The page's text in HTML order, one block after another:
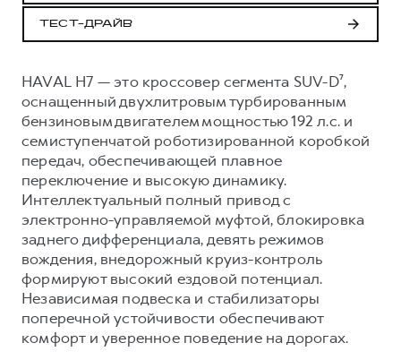
Система управления автопарком
Сервис для корпоративных клиентов
АКСЕССУАРЫ HAVAL
Автомобильные аксессуары
Коллекция PRO
Коллекция Базовая
Коллекция Детская
Подписки
Автомобильные аксессуары
Коллекция PRO
Коллекция Базовая
Коллекция Детская
ТЕСТ-ДРАЙВ
HAVAL H7 — это кроссовер сегмента SUV-D⁷,
оснащенный двухлитровым турбированным
бензиновым двигателем мощностью 192 л.с. и
семиступенчатой роботизированной коробкой
передач, обеспечивающей плавное
переключение и высокую динамику.
Интеллектуальный полный привод с
электронно-управляемой муфтой, блокировка
заднего дифференциала, девять режимов
вождения, внедорожный круиз-контроль
формируют высокий ездовой потенциал.
Независимая подвеска и стабилизаторы
поперечной устойчивости обеспечивают
комфорт и уверенное поведение на дорогах.